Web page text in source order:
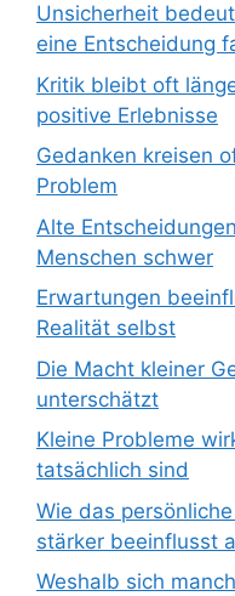
Unsicherheit
eine Entscheidung
Kritik bleibt oft
positive Erlebnisse
Gedanken kreisen
Problem
Alte
Menschen schwer
Erwartungen
Realität selbst
Die Macht kleiner
unterschätzt
Kleine Probleme
tatsächlich sind
Wie das
stärker beeinflusst
Weshalb sich